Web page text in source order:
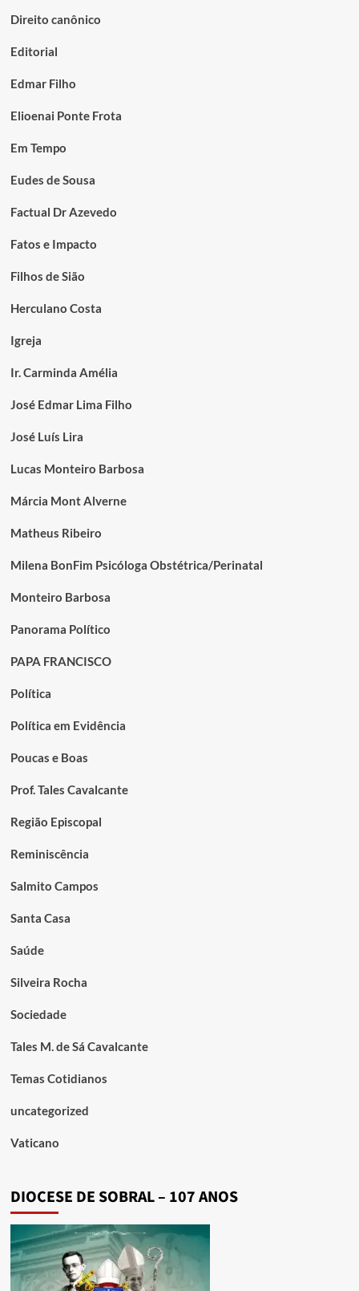
Direito canônico
Editorial
Edmar Filho
Elioenai Ponte Frota
Em Tempo
Eudes de Sousa
Factual Dr Azevedo
Fatos e Impacto
Filhos de Sião
Herculano Costa
Igreja
Ir. Carminda Amélia
José Edmar Lima Filho
José Luís Lira
Lucas Monteiro Barbosa
Márcia Mont Alverne
Matheus Ribeiro
Milena BonFim Psicóloga Obstétrica/Perinatal
Monteiro Barbosa
Panorama Político
PAPA FRANCISCO
Política
Política em Evidência
Poucas e Boas
Prof. Tales Cavalcante
Região Episcopal
Reminiscência
Salmito Campos
Santa Casa
Saúde
Silveira Rocha
Sociedade
Tales M. de Sá Cavalcante
Temas Cotidianos
uncategorized
Vaticano
DIOCESE DE SOBRAL – 107 ANOS